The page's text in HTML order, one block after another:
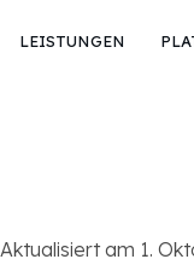
LEISTUNGEN
Aktualisiert am 1.